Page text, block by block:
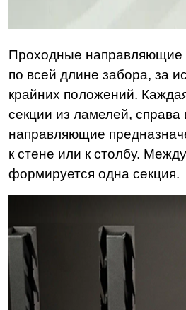
Проходные направляющие
по всей длине забора, за
крайних положений.
секции из ламелей,
направляющие
к стене или к столбу.
формируется одна секция.